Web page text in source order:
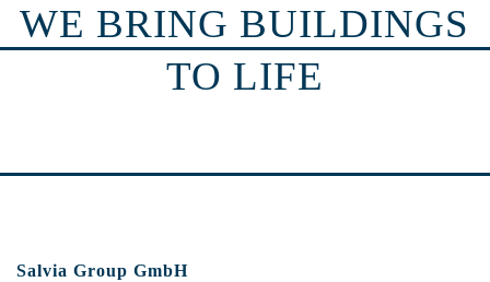
WE BRING BUILDINGS
TO LIFE
Salvia Group GmbH